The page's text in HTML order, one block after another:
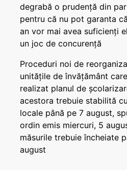
degrabă o prudență din
pentru că nu pot garanta
an vor mai avea suficienți
un joc de concurență
Proceduri noi de
unitățile de învățământ
realizat planul de
acestora trebuie stabilită
locale până pe 7 august,
ordin emis miercuri, 5
măsurile trebuie încheiate
august